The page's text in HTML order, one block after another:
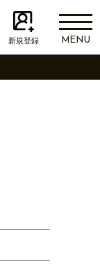
新規登録 MENU